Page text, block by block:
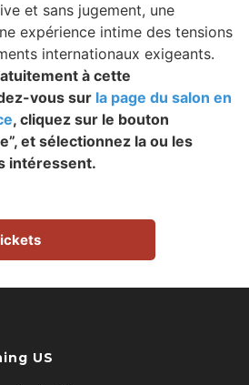
et sans jugement, une
expérience intime des tensions
internationaux exigeants.
à cette
vous sur la page du salon en
, cliquez sur le bouton
et sélectionnez la ou les
intéressent.
US